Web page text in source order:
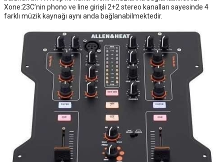
Xone:23C’nin phono ve line girişli 2+2 stereo kanalları sayesinde 4
farklı müzik kaynağı aynı anda bağlanabilmektedir.